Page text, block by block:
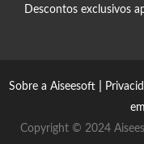
Descontos exclusivos
Sobre a Aiseesoft|
Copyright © 2024